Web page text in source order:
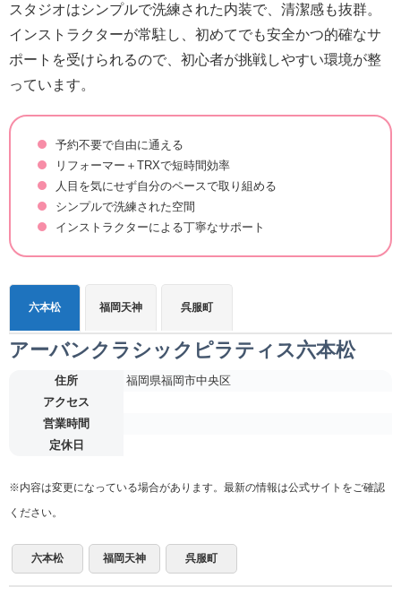
スタジオはシンプルで洗練された内装で、清潔感も抜群。
インストラクターが常駐し、初めてでも安全かつ的確なサ
ポートを受けられるので、初心者が挑戦しやすい環境が整
っています。
予約不要で自由に通える
リフォーマー＋TRXで短時間効率
人目を気にせず自分のペースで取り組める
シンプルで洗練された空間
インストラクターによる丁寧なサポート
六本松 福岡天神 呉服町
アーバンクラシックピラティス六本松
住所
福岡県福岡市中央区
アクセス
営業時間
定休日
※内容は変更になっている場合があります。最新の情報は公式サイトをご確認
ください。
六本松 福岡天神 呉服町